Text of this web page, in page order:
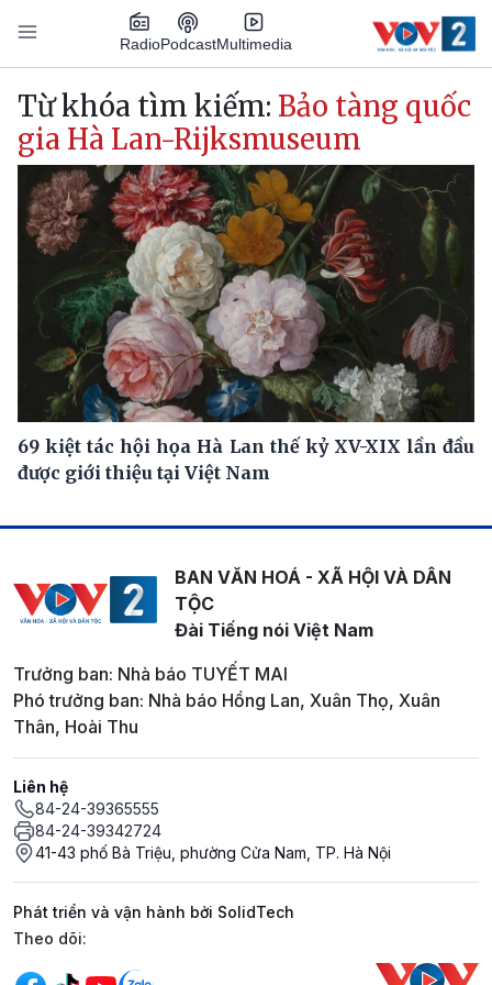
Nhảy đến nội dung
RadioPodcastMultimedia
Main navigation
Từ khóa tìm kiếm: Bảo tàng quốc
gia Hà Lan-Rijksmuseum
69 kiệt tác hội họa Hà Lan thế kỷ XV-XIX lần đầu
được giới thiệu tại Việt Nam
BAN VĂN HOÁ - XÃ HỘI VÀ DÂN
TỘC
Đài Tiếng nói Việt Nam
Trưởng ban: Nhà báo TUYẾT MAI
Phó trưởng ban: Nhà báo Hồng Lan, Xuân Thọ, Xuân
Thân, Hoài Thu
Liên hệ
84-24-39365555
84-24-39342724
41-43 phố Bà Triệu, phường Cửa Nam, TP. Hà Nội
Phát triển và vận hành bởi SolidTech
Mạng xã hội
Theo dõi: